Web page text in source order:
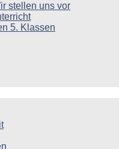
stellen uns vor
5. Klassen